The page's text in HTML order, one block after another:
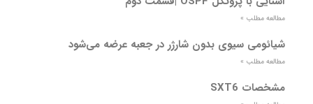
مطالعه مطلب »
شیائومی سیوی بدون شارژر در جعبه عرضه می‌شود
مطالعه مطلب »
مشخصات SXT6